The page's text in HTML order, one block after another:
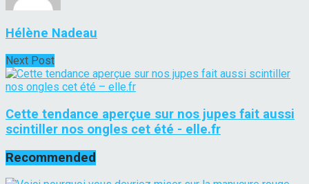
Hélène Nadeau
Next Post
Cette tendance aperçue sur nos jupes fait aussi
scintiller nos ongles cet été - elle.fr
Recommended